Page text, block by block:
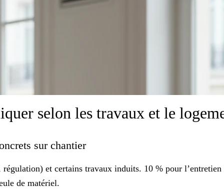
selon les travaux et le
sur chantier
et certains travaux induits. 10 % pour
de matériel.